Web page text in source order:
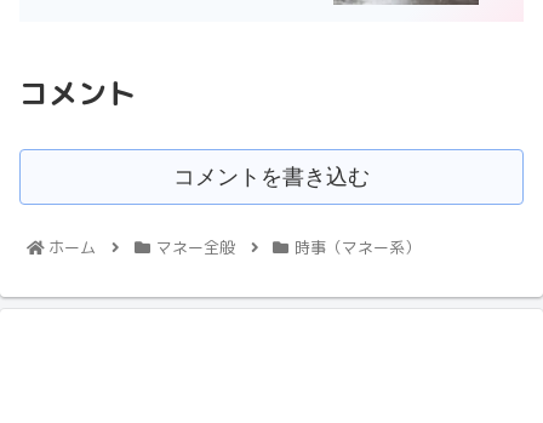
コメント
コメントを書き込む
ホーム マネー全般 時事（マネー系）